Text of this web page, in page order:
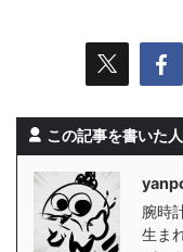
この記事を書いた人
腕時
生ま